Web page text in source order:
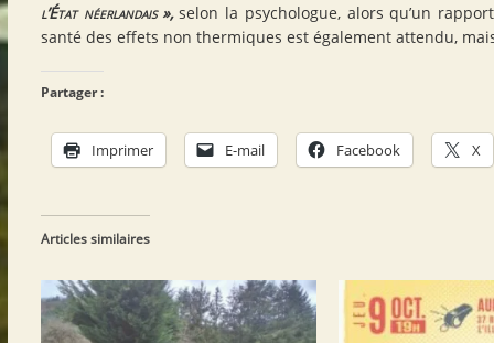
l’État néerlandais »,selon la psychologue, alors qu’un
santé des effets non thermiques est également attendu,
Partager :
Imprimer E-mail Facebook X
Articles similaires